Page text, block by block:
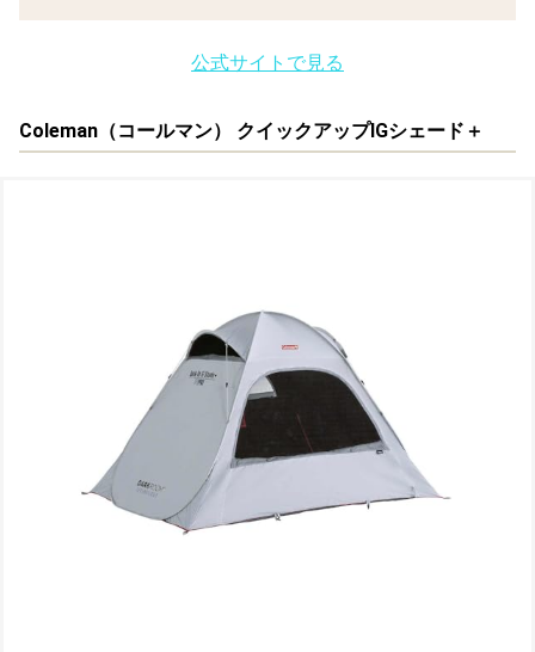
公式サイトで見る
Coleman（コールマン） クイックアップIGシェード＋